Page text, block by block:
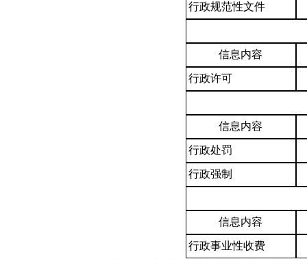
行政规范性文件
信息内容
行政许可
信息内容
行政处罚
行政强制
信息内容
行政事业性收费